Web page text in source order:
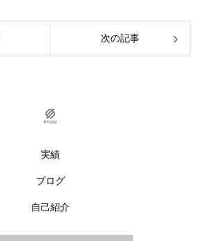
次の記事
実績
ブログ
自己紹介